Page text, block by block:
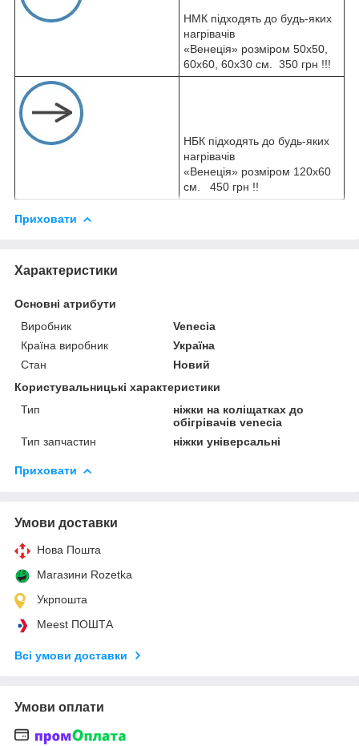
НМК підходять до будь-яких
нагрівачів
«Венеція» розміром 50х50,
60х60, 60х30 см. 350 грн !!!
НБК підходять до будь-яких
нагрівачів
«Венеція» розміром 120х60
см. 450 грн !!
Приховати
Характеристики
Основні атрибути
Виробник
Venecia
Країна виробник
Україна
Стан
Новий
Користувальницькі характеристики
Тип
ніжки на коліщатках до
обігрівачів venecia
Тип запчастин
ніжки універсальні
Приховати
Умови доставки
Нова Пошта
Магазини Rozetka
Укрпошта
Meest ПОШТА
Всі умови доставки
Умови оплати